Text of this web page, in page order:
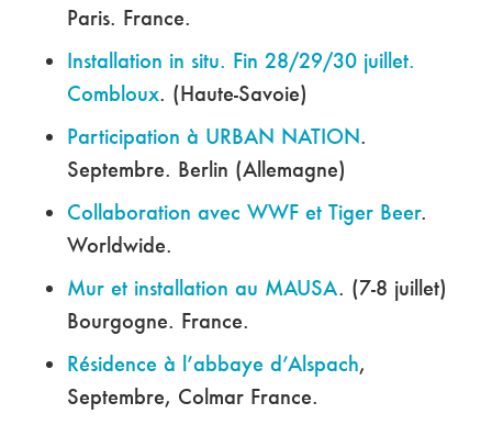
Paris. France.
Installation in situ. Fin 28/29/30 juillet.
Combloux. (Haute-Savoie)
Participation à URBAN NATION.
Septembre. Berlin (Allemagne)
Collaboration avec WWF et Tiger Beer.
Worldwide.
Mur et installation au MAUSA. (7-8 juillet)
Bourgogne. France.
Résidence à l’abbaye d’Alspach,
Septembre, Colmar France.